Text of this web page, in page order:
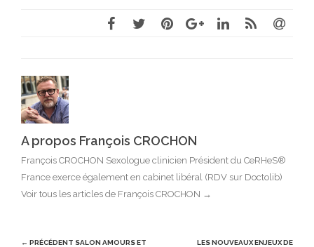
A propos François CROCHON
François CROCHON Sexologue clinicien Président du CeRHeS®
France exerce également en cabinet libéral (RDV sur Doctolib)
Voir tous les articles de François CROCHON →
Post
← PRÉCÉDENT SALON AMOURS ET LES NOUVEAUX ENJEUX DE